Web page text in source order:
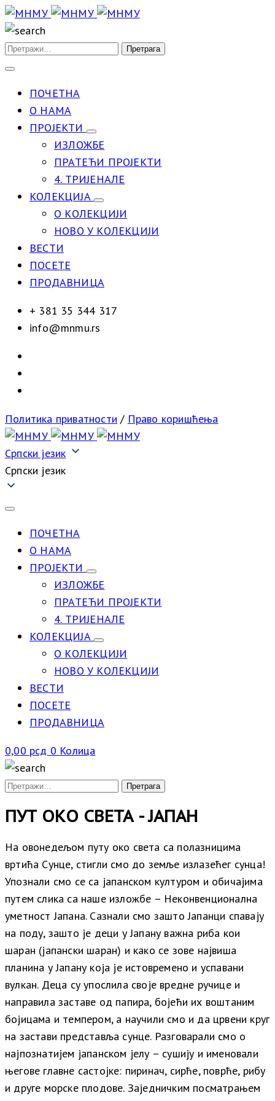
ПОЧЕТНА
О НАМА
ПРОЈЕКТИ
ИЗЛОЖБЕ
ПРАТЕЋИ ПРОЈЕКТИ
4. ТРИЈЕНАЛЕ
КОЛЕКЦИЈА
О КОЛЕКЦИЈИ
НОВО У КОЛЕКЦИЈИ
ВЕСТИ
ПОСЕТЕ
ПРОДАВНИЦА
+ 381 35 344 317
info@mnmu.rs
Политика приватности / Право коришћења
Српски језик
Српски језик
ПОЧЕТНА
О НАМА
ПРОЈЕКТИ
ИЗЛОЖБЕ
ПРАТЕЋИ ПРОЈЕКТИ
4. ТРИЈЕНАЛЕ
КОЛЕКЦИЈА
О КОЛЕКЦИЈИ
НОВО У КОЛЕКЦИЈИ
ВЕСТИ
ПОСЕТЕ
ПРОДАВНИЦА
0,00 рсд 0 Колица
ПУТ ОКО СВЕТА - ЈАПАН
На овонедељом путу око света са полазницима
вртића Сунце, стигли смо до земље излазећег сунца!
Упознали смо се са јапанском културом и обичајима
путем слика са наше изложбе – Неконвенционална
уметност Јапана. Сазнали смо зашто Јапанци спавају
на поду, зашто је деци у Јапану важна риба кои
шаран (јапански шаран) и како се зове највиша
планина у Јапану која је истовремено и успавани
вулкан. Деца су упослила своје вредне ручице и
направила заставе од папира, бојећи их воштаним
бојицама и темпером, а научили смо и да црвени круг
на застави представља сунце. Разговарали смо о
најпознатијем јапанском јелу – сушију и именовали
његове главне састојке: пиринач, сирће, поврће, рибу
и друге морске плодове. Заједничким посматрањем